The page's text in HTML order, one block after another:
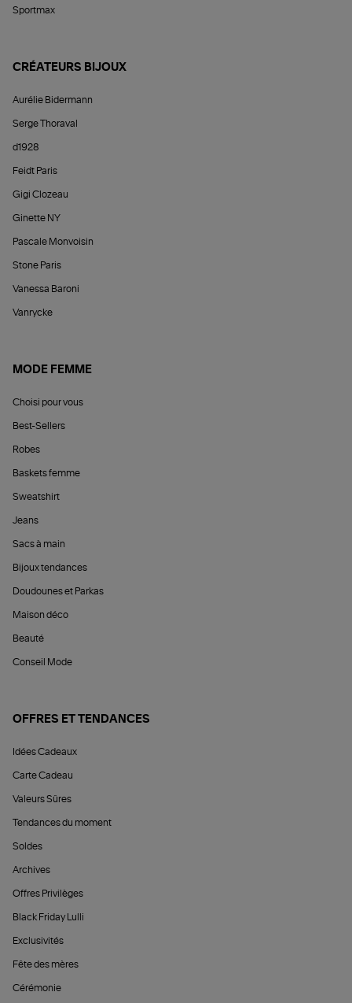
Sportmax
CRÉATEURS BIJOUX
Aurélie Bidermann
Serge Thoraval
d1928
Feidt Paris
Gigi Clozeau
Ginette NY
Pascale Monvoisin
Stone Paris
Vanessa Baroni
Vanrycke
MODE FEMME
Choisi pour vous
Best-Sellers
Robes
Baskets femme
Sweatshirt
Jeans
Sacs à main
Bijoux tendances
Doudounes et Parkas
Maison déco
Beauté
Conseil Mode
OFFRES ET TENDANCES
Idées Cadeaux
Carte Cadeau
Valeurs Sûres
Tendances du moment
Soldes
Archives
Offres Privilèges
Black Friday Lulli
Exclusivités
Fête des mères
Cérémonie